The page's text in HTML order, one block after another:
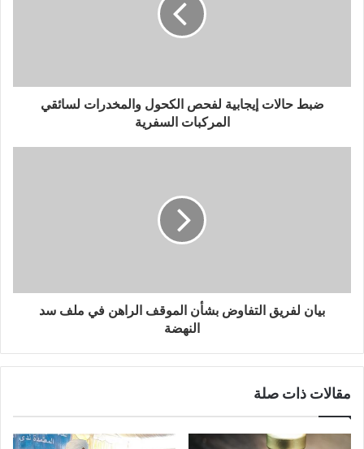
ضبط حالات إيجابية لفحص الكحول والمخدرات لسائقي
المركبات السفرية
بيان لفريق التفاوض بشأن الموقف الراهن في ملف سد
النهضة
مقالات ذات صلة